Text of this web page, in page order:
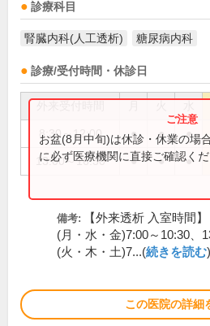
診療科目
腎臓内科(人工透析) 糖尿病内科
診療/受付時間・休診日
8:30～12:00 ● ● ●
13:00～16:30 ● ● ●
お盆(8月中旬)は休診・休業の場
に必ず医療機関に直接ご確認くだ
備考:
【外来透析 入室時間】
(月・水・金)7:00～10:30、
(火・木・土)7...(続きを読む)
この医院の詳細